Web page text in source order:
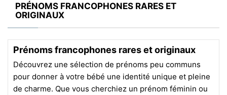
PRÉNOMS FRANCOPHONES RARES ET
ORIGINAUX
Prénoms francophones rares et originaux
Découvrez une sélection de prénoms peu communs
pour donner à votre bébé une identité unique et pleine
de charme. Que vous cherchiez un prénom féminin ou